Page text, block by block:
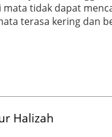
tidak dapat
terasa kering dan
Halizah